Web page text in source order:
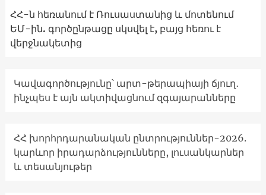
ՀՀ-ն հեռանում է Ռուսաստանից և մոտենում
ԵՄ-ին. գործընթացը սկսվել է, բայց հեռու է
վերջնակետից
Կավագործությունը՝ արտ-թերապիայի ճյուղ․
ինչպես է այն ակտիվացնում զգայարանները
ՀՀ խորհրդարանական ընտրություններ-2026.
կարևոր իրադարձությունները, լուսանկարներ
և տեսանյութեր